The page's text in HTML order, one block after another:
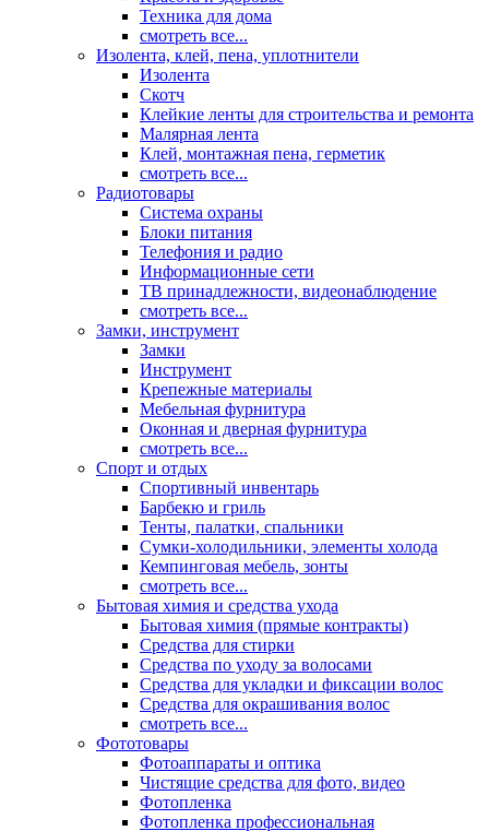
Техника для дома
смотреть все...
Изолента, клей, пена, уплотнители
Изолента
Скотч
Клейкие ленты для строительства и ремонта
Малярная лента
Клей, монтажная пена, герметик
смотреть все...
Радиотовары
Система охраны
Блоки питания
Телефония и радио
Информационные сети
ТВ принадлежности, видеонаблюдение
смотреть все...
Замки, инструмент
Замки
Инструмент
Крепежные материалы
Мебельная фурнитура
Оконная и дверная фурнитура
смотреть все...
Спорт и отдых
Спортивный инвентарь
Барбекю и гриль
Тенты, палатки, спальники
Сумки-холодильники, элементы холода
Кемпинговая мебель, зонты
смотреть все...
Бытовая химия и средства ухода
Бытовая химия (прямые контракты)
Средства для стирки
Средства по уходу за волосами
Средства для укладки и фиксации волос
Средства для окрашивания волос
смотреть все...
Фототовары
Фотоаппараты и оптика
Чистящие средства для фото, видео
Фотопленка
Фотопленка профессиональная